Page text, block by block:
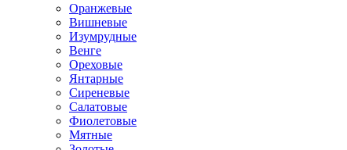
Оранжевые
Вишневые
Изумрудные
Венге
Ореховые
Янтарные
Сиреневые
Салатовые
Фиолетовые
Мятные